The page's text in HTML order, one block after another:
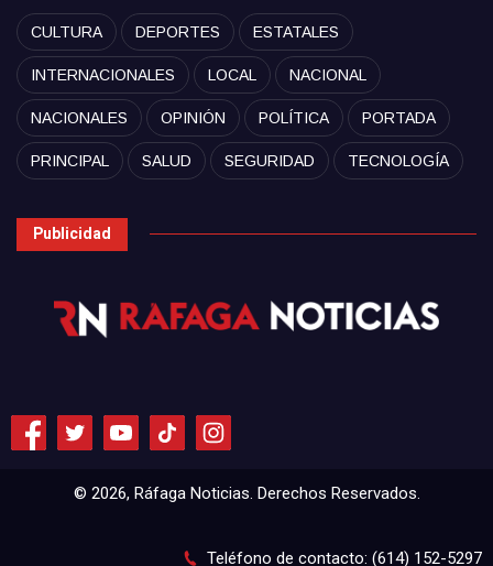
CULTURA DEPORTES ESTATALES
INTERNACIONALES LOCAL NACIONAL
NACIONALES OPINIÓN POLÍTICA PORTADA
PRINCIPAL SALUD SEGURIDAD TECNOLOGÍA
Publicidad
© 2026, Ráfaga Noticias. Derechos Reservados.
Teléfono de contacto: (614) 152-5297